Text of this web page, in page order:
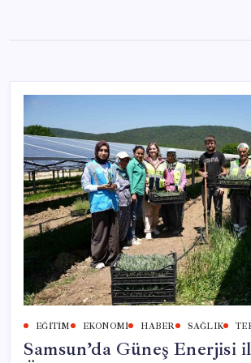
content
EĞITIM EKONOMI HABER SAĞLIK
Samsun’da Güneş Enerjisi